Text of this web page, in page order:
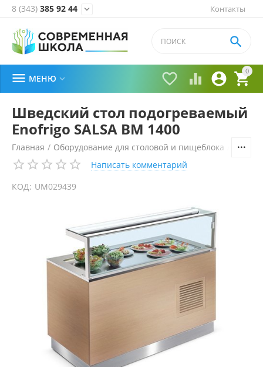
Контакты
8 (343) 385 92 44 
0


 

 МЕНЮ 
Шведский стол подогреваемый
Enofrigo SALSA BM 1400
Главная / Оборудование для столовой и пищеблока
Написать комментарий
КОД: UM029439